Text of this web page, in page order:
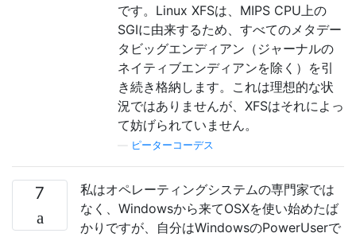
です。Linux XFSは、MIPS CPU上の
SGIに由来するため、すべてのメタデー
タビッグエンディアン（ジャーナルの
ネイティブエンディアンを除く）を引
き続き格納します。これは理想的な状
況ではありませんが、XFSはそれによっ
て妨げられていません。
ピーターコーデス
7
私はオペレーティングシステムの専門家では
なく、Windowsから来てOSXを使い始めたば
かりですが、自分はWindowsのPowerUserで